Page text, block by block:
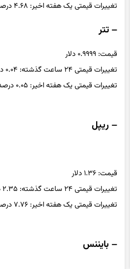
تغییرات قیمتی یک هفته اخیر: ۴.۶۸ درصد کاهش
– تتر
قیمت: ۰.۹۹۹۹ دلار
تغییرات قیمتی ۲۴ ساعت گذشته: ۰.۰۴ درصد افزایش
تغییرات قیمتی یک هفته اخیر: ۰.۰۵ درصد افزایش
– ریپل
قیمت: ۱.۳۶ دلار
تغییرات قیمتی ۲۴ ساعت گذشته: ۲.۳۵ درصد افزایش
تغییرات قیمتی یک هفته اخیر: ۷.۷۶ درصد کاهش
– بایننس